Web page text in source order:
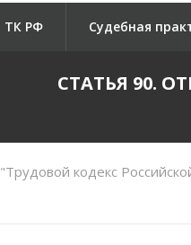
ТК РФ Судебная
СТАТЬЯ 90.
"Трудовой кодекс